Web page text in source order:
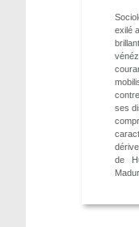
exilé
ses
de